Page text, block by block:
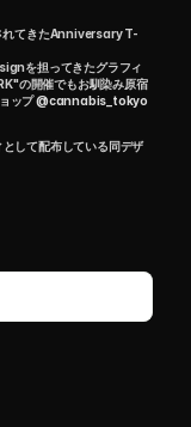
れてきたAnniversary T-
を担ってきたグラフィ
の開催でもお馴染み原宿
ップ @cannabis_tokyo
して配布している同デザ